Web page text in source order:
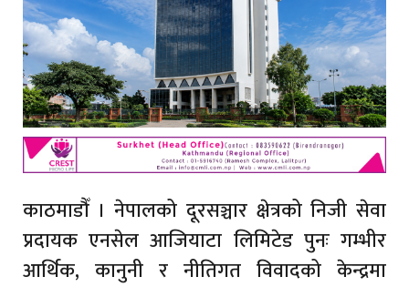
काठमाडौँ । नेपालको दूरसञ्चार क्षेत्रको निजी सेवा
प्रदायक एनसेल आजियाटा लिमिटेड पुनः गम्भीर
आर्थिक, कानुनी र नीतिगत विवादको केन्द्रमा